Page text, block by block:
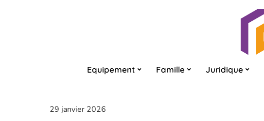
Equipement Famille Juridique
29 janvier 2026